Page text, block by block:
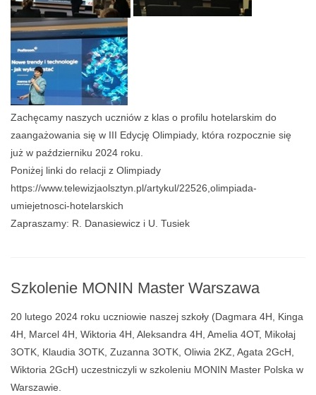
Zachęcamy naszych uczniów z klas o profilu hotelarskim do
zaangażowania się w III Edycję Olimpiady, która rozpocznie się
już w październiku 2024 roku.
Poniżej linki do relacji z Olimpiady
https://www.telewizjaolsztyn.pl/artykul/22526,olimpiada-
umiejetnosci-hotelarskich
Zapraszamy: R. Danasiewicz i U. Tusiek
Szkolenie MONIN Master Warszawa
20 lutego 2024 roku uczniowie naszej szkoły (Dagmara 4H, Kinga
4H, Marcel 4H, Wiktoria 4H, Aleksandra 4H, Amelia 4OT, Mikołaj
3OTK, Klaudia 3OTK, Zuzanna 3OTK, Oliwia 2KZ, Agata 2GcH,
Wiktoria 2GcH) uczestniczyli w szkoleniu MONIN Master Polska w
Warszawie.